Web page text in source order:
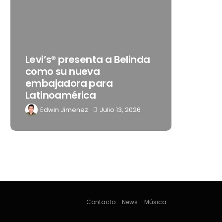
Levi’s® presenta a Belinda
como su nueva
embajadora para
Latinoamérica
Edwin Jimenez Julio 13, 2026
Contacto News Música